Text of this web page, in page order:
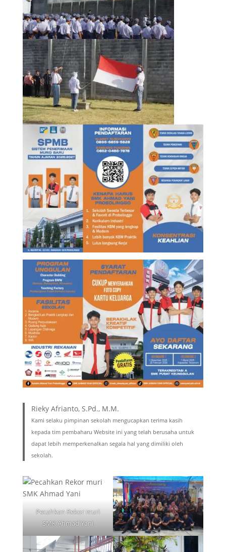
Rieky Afrianto, S.Pd., M.M.
Kami selaku pimpinan sekolah mengucapkan terima kasih
kepada tim pembaharu Website ini yang telah berusaha untuk
dapat lebih memperkenalkan segala hal yang dimiliki oleh
sekolah.
Pecahkan Rekor muri
SMK Ahmad Yani